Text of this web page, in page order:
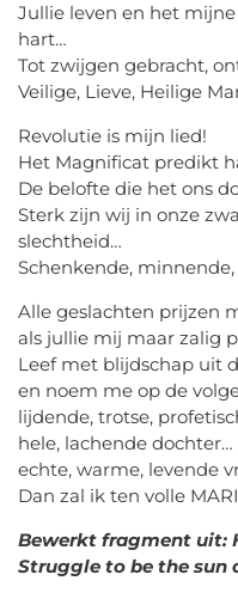
Jullie leven en het
hart…
Tot zwijgen gebracht,
Veilige, Lieve, Heilige
Revolutie is mijn lied!
Het Magnificat predikt
De belofte die het ons
Sterk zijn wij in onze
slechtheid…
Schenkende,
Alle geslachten prijzen
als jullie mij maar zalig
Leef met blijdschap uit
en noem me op de
lijdende, trotse,
hele, lachende dochter…
echte, warme, levende
Dan zal ik ten volle
Bewerkt fragment uit:
Struggle to be the sun